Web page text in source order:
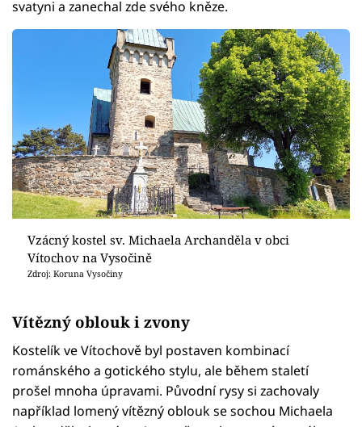
svatyni a zanechal zde svého kněze.
Vzácný kostel sv. Michaela Archanděla v obci
Vítochov na Vysočině
Zdroj: Koruna Vysočiny
Vítězný oblouk i zvony
Kostelík ve Vítochově byl postaven kombinací
románského a gotického stylu, ale během staletí
prošel mnoha úpravami. Původní rysy si zachovaly
například lomený vítězný oblouk se sochou Michaela